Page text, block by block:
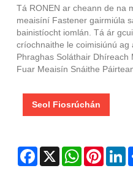
Tá RONEN ar cheann de na
meaisíní Fastener gairmiúla
bainistíocht iomlán. Tá ár
críochnaithe le coimisiúnú
Phraghas Soláthair Dhíreach
Fuar Meaisín Snáithe
Seol Fiosrúchán
Facebook
X WhatsApp